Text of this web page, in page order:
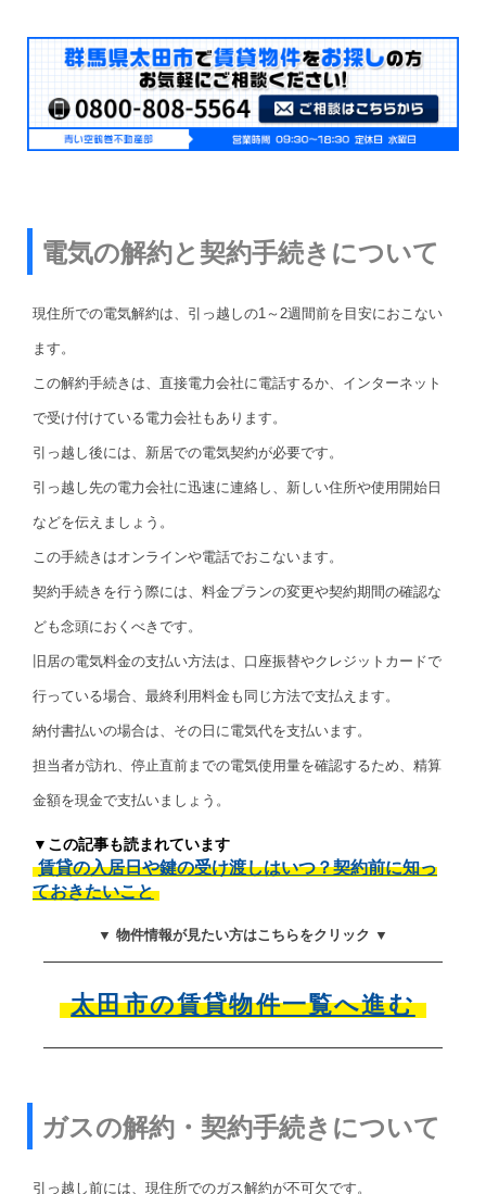
電気の解約と契約手続きについて
現住所での電気解約は、引っ越しの1～2週間前を目安におこない
ます。
この解約手続きは、直接電力会社に電話するか、インターネット
で受け付けている電力会社もあります。
引っ越し後には、新居での電気契約が必要です。
引っ越し先の電力会社に迅速に連絡し、新しい住所や使用開始日
などを伝えましょう。
この手続きはオンラインや電話でおこないます。
契約手続きを行う際には、料金プランの変更や契約期間の確認な
ども念頭におくべきです。
旧居の電気料金の支払い方法は、口座振替やクレジットカードで
行っている場合、最終利用料金も同じ方法で支払えます。
納付書払いの場合は、その日に電気代を支払います。
担当者が訪れ、停止直前までの電気使用量を確認するため、精算
金額を現金で支払いましょう。
▼この記事も読まれています
賃貸の入居日や鍵の受け渡しはいつ？契約前に知っ
ておきたいこと
▼ 物件情報が見たい方はこちらをクリック ▼
太田市の賃貸物件一覧へ進む
ガスの解約・契約手続きについて
引っ越し前には、現住所でのガス解約が不可欠です。